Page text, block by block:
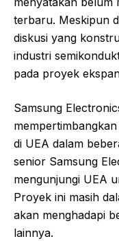
terbaru. Meskipun
diskusi yang
industri
pada proyek
Samsung
di UEA dalam
senior Samsung
mengunjungi UEA
Proyek ini masih
akan menghadapi
lainnya.